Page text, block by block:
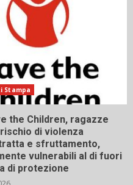
Stampa
the Children, ragazze
di violenza
e sfruttamento,
vulnerabili al di fuori
di protezione